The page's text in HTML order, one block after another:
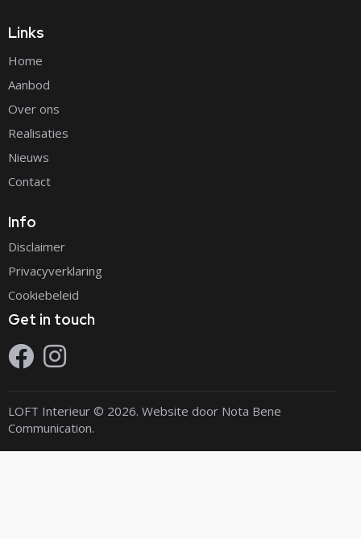
Links
Home
Aanbod
Over ons
Realisaties
Nieuws
Contact
Info
Disclaimer
Privacyverklaring
Cookiebeleid
Get in touch
LOFT Interieur © 2026. Website door Nota Bene
Communication.